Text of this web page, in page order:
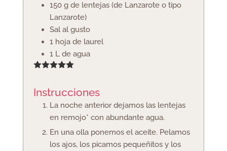
150 g de lentejas (de Lanzarote o tipo
Lanzarote)
Sal al gusto
1 hoja de laurel
1 L de agua
Instrucciones
La noche anterior dejamos las lentejas
en remojo* con abundante agua.
En una olla ponemos el aceite. Pelamos
los ajos, los picamos pequeñitos y los